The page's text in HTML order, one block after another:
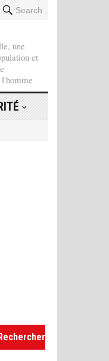
Search
une
et
l'homme